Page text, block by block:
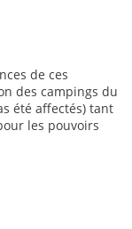
de ces
des campings du
été affectés) tant
les pouvoirs